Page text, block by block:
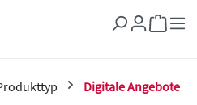
Digitale Angebote